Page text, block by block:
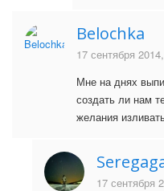
Belochka
17 сентября
Мне на днях
создать ли нам
желания
17 сентября